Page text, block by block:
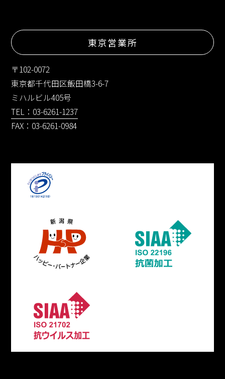
東京営業所
〒102-0072
東京都千代田区飯田橋3-6-7
ミハルビル405号
TEL：03-6261-1237
FAX：03-6261-0984